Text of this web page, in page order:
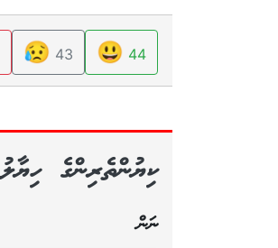
44
😃
43
😥
ކިޔުންތެރިންގެ ހިޔާލު
ނަން